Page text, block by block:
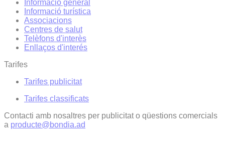
Informació general
Informació turística
Associacions
Centres de salut
Telèfons d'interès
Enllaços d'interés
Tarifes
Tarifes publicitat
Tarifes classificats
Contacti amb nosaltres per publicitat o qüestions comercials
a producte@bondia.ad